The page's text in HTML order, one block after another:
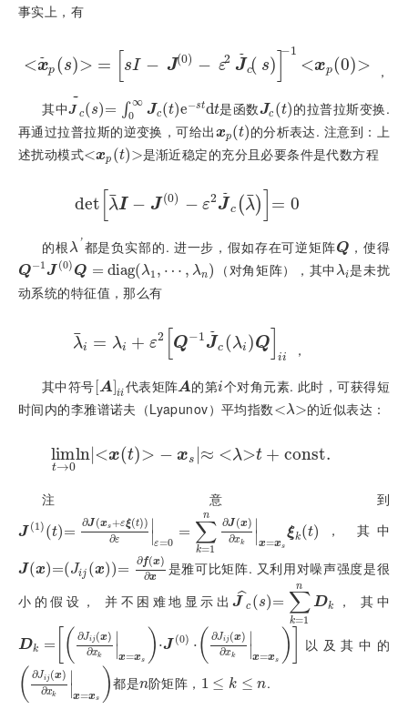
事实上，有
<x
˜
p (s)> = sI − J(0) − ε2 J
˜
c( s)
−1
<xp(0)>
˜ps =s -J(0) ε2 J˜c s-1x p0 ，
其中J˜
c(s)= ∫ ∞
0
Jc (t)e−stdt
J˜cs=∫0∞ Jcte -stdt 是函数Jc (t)
Jct
的拉普拉斯变换.
再通过拉普拉斯的逆变换，可给出xp(t)
xpt
的分析表达. 注意到：上
述扰动模式<xp (t)>
xpt 是渐近稳定的充分且必要条件是代数方程
det λ
¯I − J (0) − ε2J
˜
c ( λ
¯) = 0
detλ ¯I-J(0 -ε 2J˜cλ¯=0
的根λ'
λ' 都是负实部的. 进一步，假如存在可逆矩阵Q
Q ，使得
Q−1 J (0) Q = diag(λ1 , ⋯ , λn)
Q-1J(0)Q=d ag λ1,⋯,λn （对角矩阵），其中λi
λi是未扰
动系统的特征值，那么有
λ
¯i = λi + ε2 Q−1J
˜
c (λi )Q
ii
λ¯i =λ i+ε 2Q-1J˜cλiQii ，
其中符号 A ]ii
Aii 代表矩阵A
A 的第i
i个对角元素. 此时，可获得短
时间内的李雅谱诺夫（Lyapunov）平均指数<λ>
λ 的近似表达：
lim
t→0
ln <x(t)> − xs ≈ <λ>t + const.
limt→0 lnx t-xs ≈λ t+const .
注意 到
J (1) (t)= ∂J(xs+εξ(t))
∂ε
∣
∣ε=0
= ∑
k=1
n
∂J(x)
∂xk
∣
∣x=x s
ξk(t)
J1t=∂Jxs+ εξt∂εε=0=∑ k ∂J ∂x kx =xsξk t ， 其中
J(x)=(Jij (x))= ∂f(x)
∂x
Jx=Jijx=∂fx∂x
是雅可比矩阵. 又利用对噪声强度是很
小的假设， 并不困难地显示出Jˆc (s)= ∑
k=1
n
Dk
J^cs=∑k= 1n Dk ， 其中
Dk = ( ∂Jij (x)
∂xk ∣x=xs ) ⋅J (0) ⋅ ( ∂Jij(x)
∂xk ∣x=xs )
Dk= ∂Ji ∂ xkx=xs⋅ J x ∂xkx= xs 以及其中的
( ∂Jij (x)
∂xk
∣
∣x=xs )
∂ ijx∂xkx = 都是n
n阶矩阵， 1 ≤ k ≤ n
1≤k≤ n .